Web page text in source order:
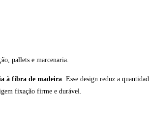
pallets e marcenaria.
à fibra de madeira. Esse design reduz a
fixação firme e durável.